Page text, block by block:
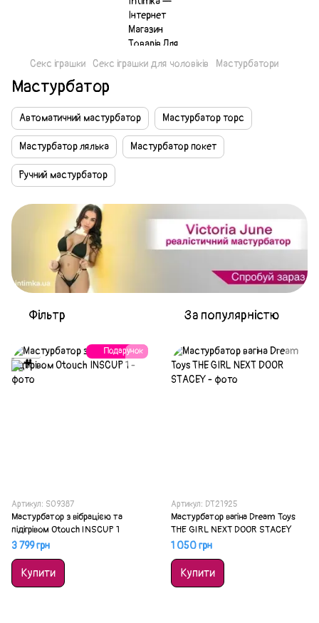
Секс іграшки Секс іграшки для чоловіків Мастурбатори
Мастурбатор
Автоматичний мастурбатор Мастурбатор торс
Мастурбатор лялька Мастурбатор покет
Ручний мастурбатор
Фільтр За популярністю
Подарунок
Акція
Артикул: SO9387
Мастурбатор з вібрацією та
підігрівом Otouch INSCUP 1
3 799 грн
Купити
Артикул: DT21925
Мастурбатор вагіна Dream Toys
THE GIRL NEXT DOOR STACEY
1 050 грн
Купити